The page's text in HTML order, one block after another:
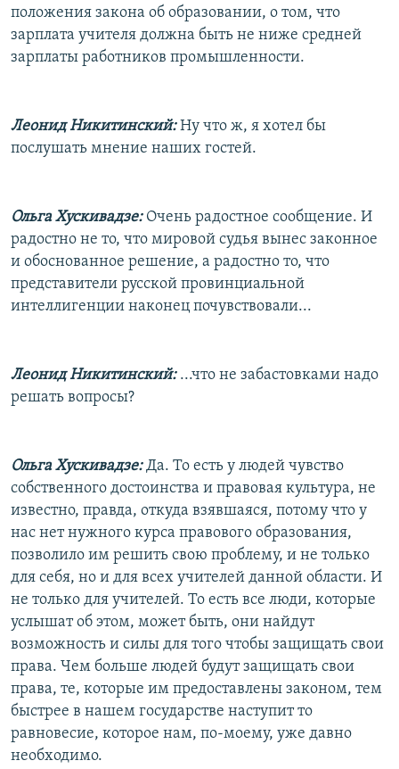
положения закона об образовании, о том, что
зарплата учителя должна быть не ниже средней
зарплаты работников промышленности.
Леонид Никитинский:Ну что ж, я хотел бы
послушать мнение наших гостей.
Ольга Хускивадзе:Очень радостное сообщение. И
радостно не то, что мировой судья вынес законное
и обоснованное решение, а радостно то, что
представители русской провинциальной
интеллигенции наконец почувствовали...
Леонид Никитинский:...что не забастовками надо
решать вопросы?
Ольга Хускивадзе:Да. То есть у людей чувство
собственного достоинства и правовая культура, не
известно, правда, откуда взявшаяся, потому что у
нас нет нужного курса правового образования,
позволило им решить свою проблему, и не только
для себя, но и для всех учителей данной области. И
не только для учителей. То есть все люди, которые
услышат об этом, может быть, они найдут
возможность и силы для того чтобы защищать свои
права. Чем больше людей будут защищать свои
права, те, которые им предоставлены законом, тем
быстрее в нашем государстве наступит то
равновесие, которое нам, по-моему, уже давно
необходимо.